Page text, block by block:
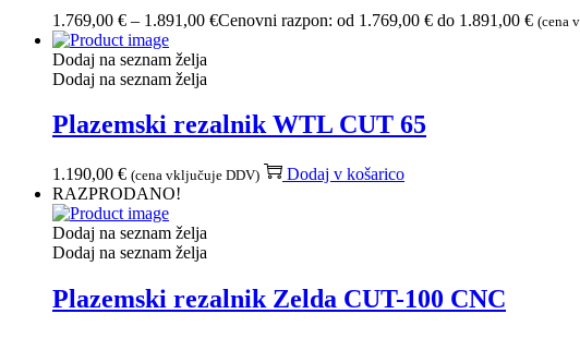
1.769,00 € – 1.891,00 €Cenovni razpon: od 1.769,00 € do 1.891,00 € (cena
Dodaj na seznam želja
Dodaj na seznam želja
Plazemski rezalnik WTL CUT 65
1.190,00 € (cena vključuje DDV)
Dodaj v košarico
RAZPRODANO!
Dodaj na seznam želja
Dodaj na seznam želja
Plazemski rezalnik Zelda CUT-100 CNC